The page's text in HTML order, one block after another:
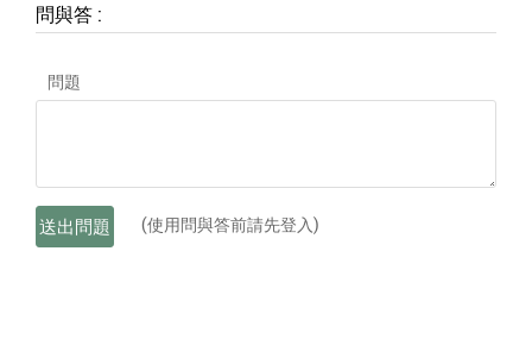
問與答 :
問題
送出問題 (使用問與答前請先登入)